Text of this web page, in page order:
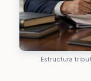
Estructura